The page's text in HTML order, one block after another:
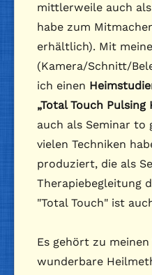
mittlerweile auch
habe zum
erhältlich). Mit
(Kamera/Schnitt/
ich einen
„Total Touch Pulsing
auch als Seminar to
vielen Techniken
produziert, die als
Therapiebegleitung
"Total Touch" ist
Es gehört zu meinen
wunderbare